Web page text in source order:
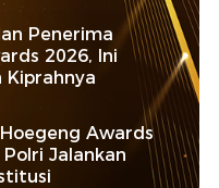
Penerima
2026, Ini
Awards
Jalankan